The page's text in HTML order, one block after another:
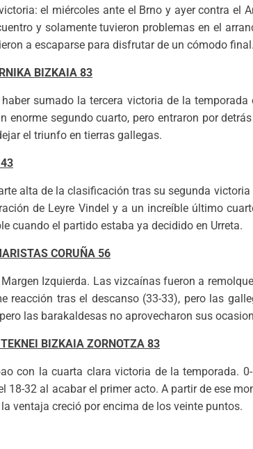
el miércoles ante el Brno y ayer contra el
y solamente tuvieron problemas en el
a escaparse para disfrutar de un cómodo final.
BIZKAIA 83
sumado la tercera victoria de la
enorme segundo cuarto, pero entraron por
el triunfo en tierras gallegas.
alta de la clasificación tras su segunda
de Leyre Vindel y a un increíble último
cuando el partido estaba ya decidido en Urreta.
CORUÑA 56
Izquierda. Las vizcaínas fueron a
reacción tras el descanso (33-33), pero las
las barakaldesas no aprovecharon sus
BIZKAIA ZORNOTZA 83
con la cuarta clara victoria de la temporada.
18-32 al acabar el primer acto. A partir de ese
ventaja creció por encima de los veinte puntos.